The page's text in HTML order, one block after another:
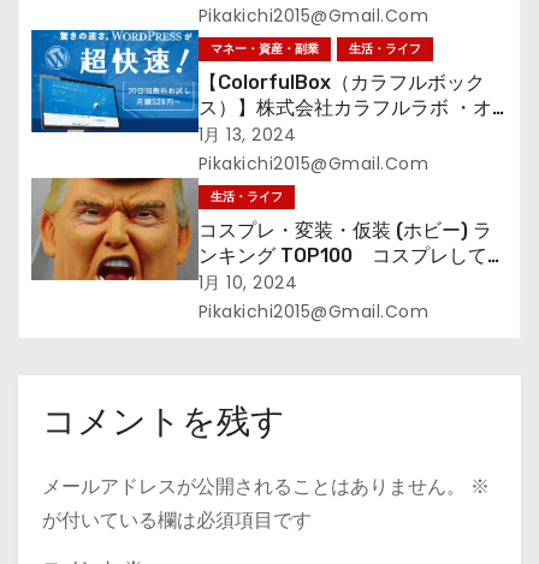
Pikakichi2015@gmail.com
マネー・資産・副業 生活・ライフ
【ColorfulBox（カラフルボック
ス）】株式会社カラフルラボ ・オ
ールインワンの超快速レンタルサー
バーWelcomeキャンペーン！
1月 13, 2024
Pikakichi2015@gmail.com
生活・ライフ
コスプレ・変装・仮装 (ホビー) ラ
ンキング TOP100 コスプレして、
街に出よう！
1月 10, 2024
Pikakichi2015@gmail.com
コメントを残す
メールアドレスが公開されることはありません。
※
が付いている欄は必須項目です